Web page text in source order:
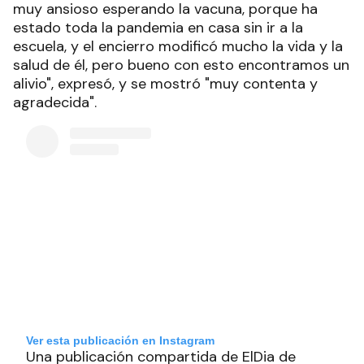
muy ansioso esperando la vacuna, porque ha
estado toda la pandemia en casa sin ir a la
escuela, y el encierro modificó mucho la vida y la
salud de él, pero bueno con esto encontramos un
alivio", expresó, y se mostró "muy contenta y
agradecida".
Ver esta publicación en Instagram
Una publicación compartida de ElDia de